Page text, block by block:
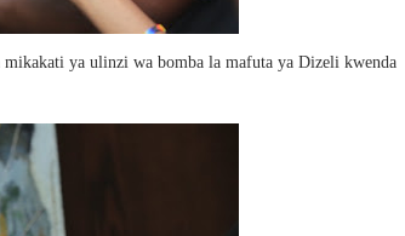
ya ulinzi wa bomba la mafuta ya Dizeli kwenda